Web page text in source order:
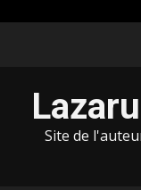
Site de